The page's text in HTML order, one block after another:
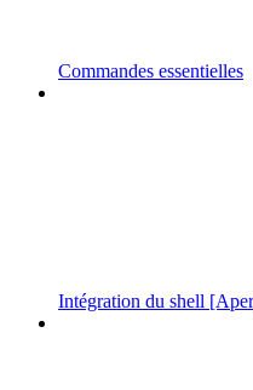
Commandes essentielles
Intégration du shell